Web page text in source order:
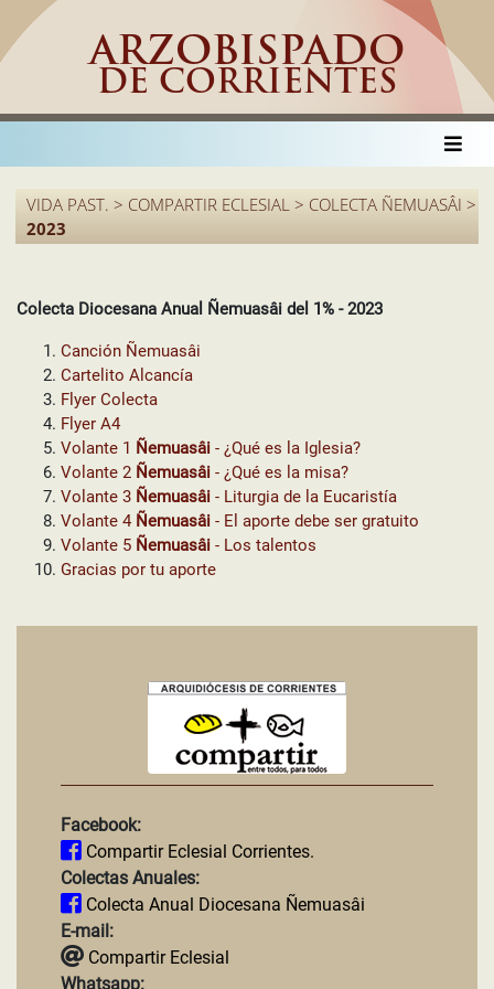
ARZOBISPADO
DE CORRIENTES
VIDA PAST. > COMPARTIR ECLESIAL > COLECTA ÑEMUASÂI >
2023
Colecta Diocesana Anual Ñemuasâi del 1% - 2023
Canción Ñemuasâi
Cartelito Alcancía
Flyer Colecta
Flyer A4
Volante 1 Ñemuasâi - ¿Qué es la Iglesia?
Volante 2 Ñemuasâi - ¿Qué es la misa?
Volante 3 Ñemuasâi - Liturgia de la Eucaristía
Volante 4 Ñemuasâi - El aporte debe ser gratuito
Volante 5 Ñemuasâi - Los talentos
Gracias por tu aporte
Facebook:
Compartir Eclesial Corrientes.
Colectas Anuales:
Colecta Anual Diocesana Ñemuasâi
E-mail:
Compartir Eclesial
Whatsapp: